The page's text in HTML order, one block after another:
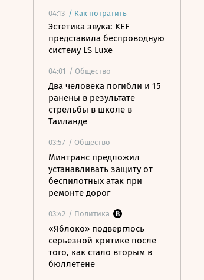
04:13 / Как потратить
Эстетика звука: KEF
представила беспроводную
систему LS Luxe
04:01 / Общество
Два человека погибли и 15
ранены в результате
стрельбы в школе в
Таиланде
03:57 / Общество
Минтранс предложил
устанавливать защиту от
беспилотных атак при
ремонте дорог
03:42 / Политика
«Яблоко» подверглось
серьезной критике после
того, как стало вторым в
бюллетене